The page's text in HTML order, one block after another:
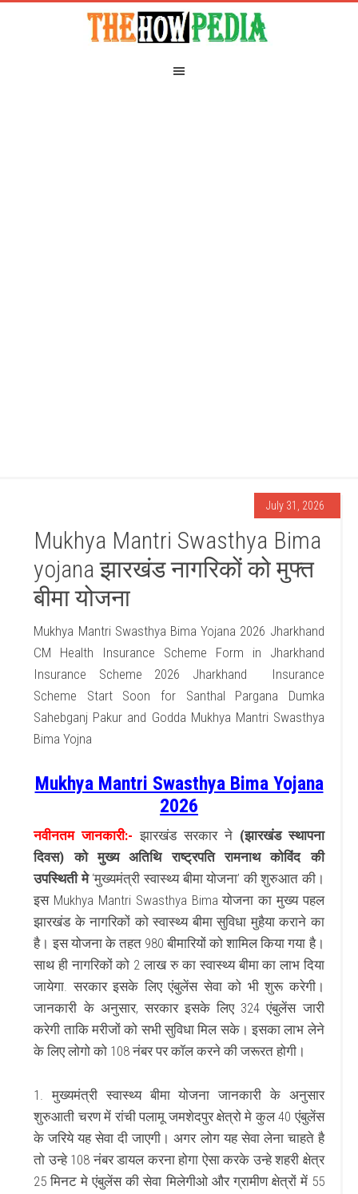
July 31, 2026
Mukhya Mantri Swasthya Bima
yojana झारखंड नागरिकों को मुफ्त
बीमा योजना
Mukhya Mantri Swasthya Bima Yojana 2026 Jharkhand
CM Health Insurance Scheme Form in Jharkhand
Insurance Scheme 2026 Jharkhand
Insurance
Scheme Start Soon for Santhal Pargana Dumka
Sahebganj Pakur and Godda Mukhya Mantri Swasthya
Bima Yojna
Mukhya Mantri Swasthya Bima Yojana
2026
नवीनतम जानकारी:- झारखंड सरकार ने (झारखंड स्थापना
दिवस) को मुख्य अतिथि राष्ट्रपति रामनाथ कोविंद की
उपस्थिती मे ‘मुख्यमंत्री स्वास्थ्य बीमा योजना’ की शुरुआत की।
इस Mukhya Mantri Swasthya Bima योजना का मुख्य पहल
झारखंड के नागरिकों को स्वास्थ्य बीमा सुविधा मुहैया कराने का
है। इस योजना के तहत 980 बीमारियों को शामिल किया गया है।
साथ ही नागरिकों को 2 लाख रु का स्वास्थ्य बीमा का लाभ दिया
जायेगा. सरकार इसके लिए एंबुलेंस सेवा को भी शुरू करेगी।
जानकारी के अनुसार, सरकार इसके लिए 324 एंबुलेंस जारी
करेगी ताकि मरीजों को सभी सुविधा मिल सके। इसका लाभ लेने
के लिए लोगो को 108 नंबर पर कॉल करने की जरूरत होगी।
1. मुख्यमंत्री स्वास्थ्य बीमा योजना जानकारी के अनुसार
शुरुआती चरण में रांची पलामू जमशेदपुर क्षेत्रो मे कुल 40 एंबुलेंस
के जरिये यह सेवा दी जाएगी। अगर लोग यह सेवा लेना चाहते है
तो उन्हे 108 नंबर डायल करना होगा ऐसा करके उन्हे शहरी क्षेत्र
25 मिनट मे एंबुलेंस की सेवा मिलेगीओ और ग्रामीण क्षेत्रों में 55